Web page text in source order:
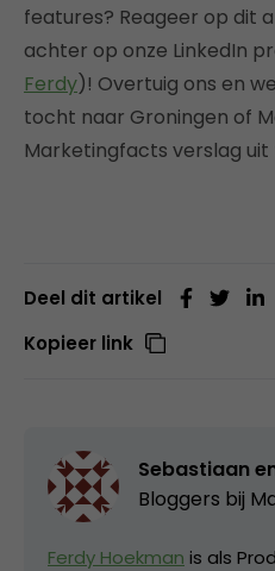
features? Reageer op dit
achter op onze LinkedIn
Ferdy)! Overtuig ons en
tocht naar Groningen of
Marketingfacts verslag uit
Deel dit artikel
Kopieer link
Sebastiaan
Bloggers bij
Ferdy Hoekman is als